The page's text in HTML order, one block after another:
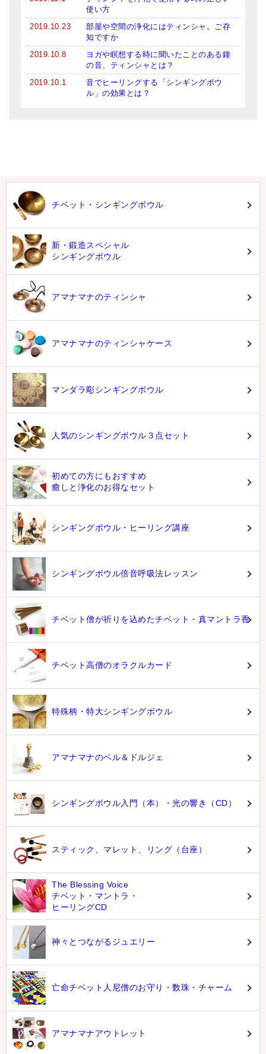
使い方
2019.10.23
部屋や空間の浄化にはティンシャ。ご存
知ですか
2019.10.8
ヨガや瞑想する時に聞いたことのある鐘
の音、ティンシャとは？
2019.10.1
音でヒーリングする「シンギングボウ
ル」の効果とは？
チベット・シンギングボウル
新・鍛造スペシャル
シンギングボウル
アマナマナのティンシャ
アマナマナのティンシャケース
マンダラ彫シンギングボウル
人気のシンギングボウル３点セット
初めての方にもおすすめ
癒しと浄化のお得なセット
シンギングボウル・ヒーリング講座
シンギングボウル倍音呼吸法レッスン
チベット僧が祈りを込めたチベット・真マントラ香
チベット高僧のオラクルカード
特殊柄・特大シンギングボウル
アマナマナのベル＆ドルジェ
シンギングボウル入門（本）・光の響き（CD）
スティック、マレット、リング（台座）
The Blessing Voice
チベット・マントラ・
ヒーリングCD
神々とつながるジュエリー
亡命チベット人尼僧のお守り・数珠・チャーム
アマナマナアウトレット